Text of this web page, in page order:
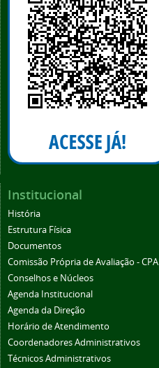
Institucional
História
Estrutura Física
Documentos
Comissão Própria de Avaliação - CPA
Conselhos e Núcleos
Agenda Institucional
Agenda da Direção
Horário de Atendimento
Coordenadores Administrativos
Técnicos Administrativos